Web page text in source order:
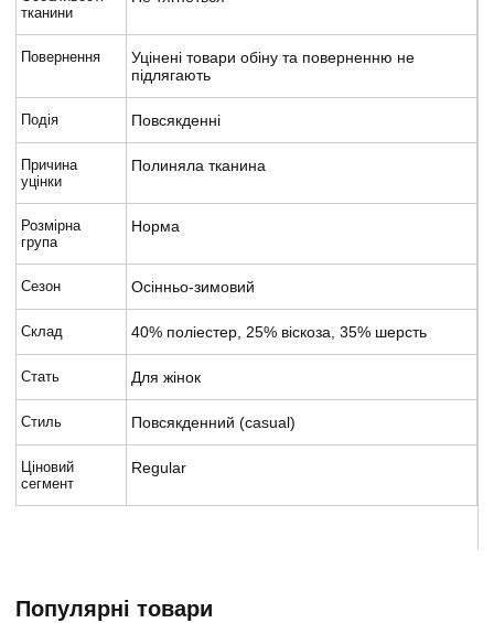
тканини
Повернення
Уцінені товари обіну та поверненню не
підлягають
Подія Повсякденні
Причина
уцінки
Полиняла тканина
Розмірна
група
Норма
Сезон Осінньо-зимовий
Склад 40% поліестер, 25% віскоза, 35% шерсть
Стать Для жінок
Стиль Повсякденний (casual)
Ціновий
сегмент
Regular
Популярні товари